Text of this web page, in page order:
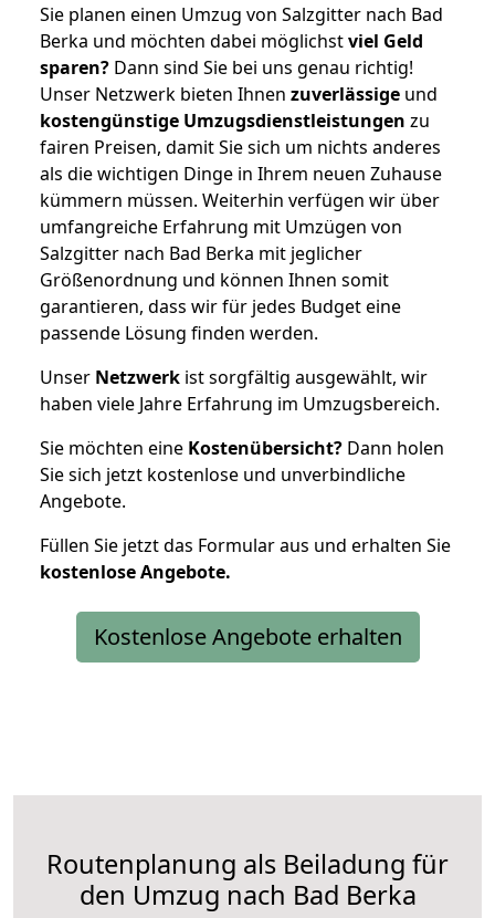
Sie planen einen Umzug von Salzgitter nach Bad
Berka und möchten dabei möglichstviel Geld
sparen? Dann sind Sie bei uns genau richtig!
Unser Netzwerk bieten Ihnen zuverlässige und
kostengünstige Umzugsdienstleistungen zu
fairen Preisen, damit Sie sich um nichts anderes
als die wichtigen Dinge in Ihrem neuen Zuhause
kümmern müssen. Weiterhin verfügen wir über
umfangreiche Erfahrung mit Umzügen von
Salzgitter nach Bad Berka mit jeglicher
Größenordnung und können Ihnen somit
garantieren, dass wir für jedes Budget eine
passende Lösung finden werden.
Unser Netzwerk ist sorgfältig ausgewählt, wir
haben viele Jahre Erfahrung im Umzugsbereich.
Sie möchten eine Kostenübersicht? Dann holen
Sie sich jetzt kostenlose und unverbindliche
Angebote.
Füllen Sie jetzt das Formular aus und erhalten Sie
kostenloseAngebote.
Kostenlose Angebote erhalten
Routenplanung als Beiladung für
den Umzug nach Bad Berka